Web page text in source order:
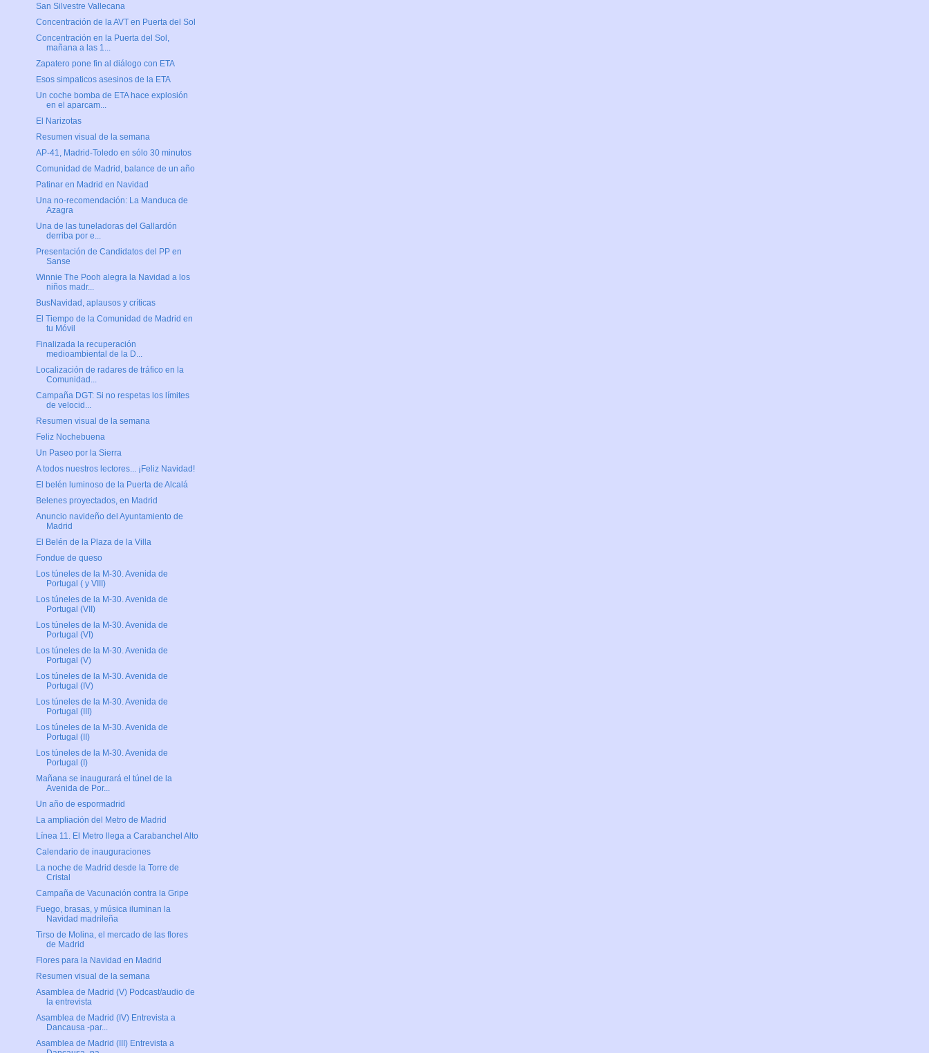
San Silvestre Vallecana
Concentración de la AVT en Puerta del Sol
Concentración en la Puerta del Sol,
mañana a las 1...
Zapatero pone fin al diálogo con ETA
Esos simpaticos asesinos de la ETA
Un coche bomba de ETA hace explosión
en el aparcam...
El Narizotas
Resumen visual de la semana
AP-41, Madrid-Toledo en sólo 30 minutos
Comunidad de Madrid, balance de un año
Patinar en Madrid en Navidad
Una no-recomendación: La Manduca de
Azagra
Una de las tuneladoras del Gallardón
derriba por e...
Presentación de Candidatos del PP en
Sanse
Winnie The Pooh alegra la Navidad a los
niños madr...
BusNavidad, aplausos y críticas
El Tiempo de la Comunidad de Madrid en
tu Móvil
Finalizada la recuperación
medioambiental de la D...
Localización de radares de tráfico en la
Comunidad...
Campaña DGT: Si no respetas los límites
de velocid...
Resumen visual de la semana
Feliz Nochebuena
Un Paseo por la Sierra
A todos nuestros lectores... ¡Feliz Navidad!
El belén luminoso de la Puerta de Alcalá
Belenes proyectados, en Madrid
Anuncio navideño del Ayuntamiento de
Madrid
El Belén de la Plaza de la Villa
Fondue de queso
Los túneles de la M-30. Avenida de
Portugal ( y VIII)
Los túneles de la M-30. Avenida de
Portugal (VII)
Los túneles de la M-30. Avenida de
Portugal (VI)
Los túneles de la M-30. Avenida de
Portugal (V)
Los túneles de la M-30. Avenida de
Portugal (IV)
Los túneles de la M-30. Avenida de
Portugal (III)
Los túneles de la M-30. Avenida de
Portugal (II)
Los túneles de la M-30. Avenida de
Portugal (I)
Mañana se inaugurará el túnel de la
Avenida de Por...
Un año de espormadrid
La ampliación del Metro de Madrid
Línea 11. El Metro llega a Carabanchel Alto
Calendario de inauguraciones
La noche de Madrid desde la Torre de
Cristal
Campaña de Vacunación contra la Gripe
Fuego, brasas, y música iluminan la
Navidad madrileña
Tirso de Molina, el mercado de las flores
de Madrid
Flores para la Navidad en Madrid
Resumen visual de la semana
Asamblea de Madrid (V) Podcast/audio de
la entrevista
Asamblea de Madrid (IV) Entrevista a
Dancausa -par...
Asamblea de Madrid (III) Entrevista a